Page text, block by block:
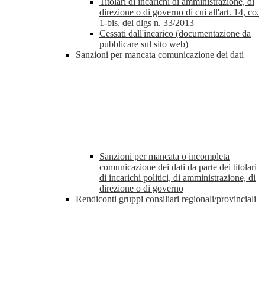
direzione o di governo di cui all'art. 14, co.
1-bis, del dlgs n. 33/2013
Cessati dall'incarico (documentazione da
pubblicare sul sito web)
Sanzioni per mancata comunicazione dei dati
Sanzioni per mancata o incompleta
comunicazione dei dati da parte dei titolari
di incarichi politici, di amministrazione, di
direzione o di governo
Rendiconti gruppi consiliari regionali/provinciali